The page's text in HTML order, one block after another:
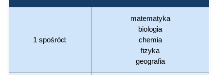
1 spośród:
matematyka
biologia
chemia
fizyka
geografia